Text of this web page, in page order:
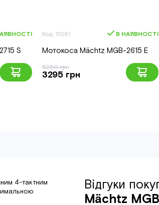
4-тактним
S
Код: 11081 В НАЯВНОСТІ
Мотокоса Mächtz MGB-2615 E
5250 грн
3295 грн
Відгуки
Mächtz